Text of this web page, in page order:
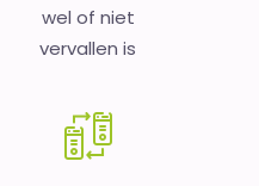
wel of niet
vervallen is